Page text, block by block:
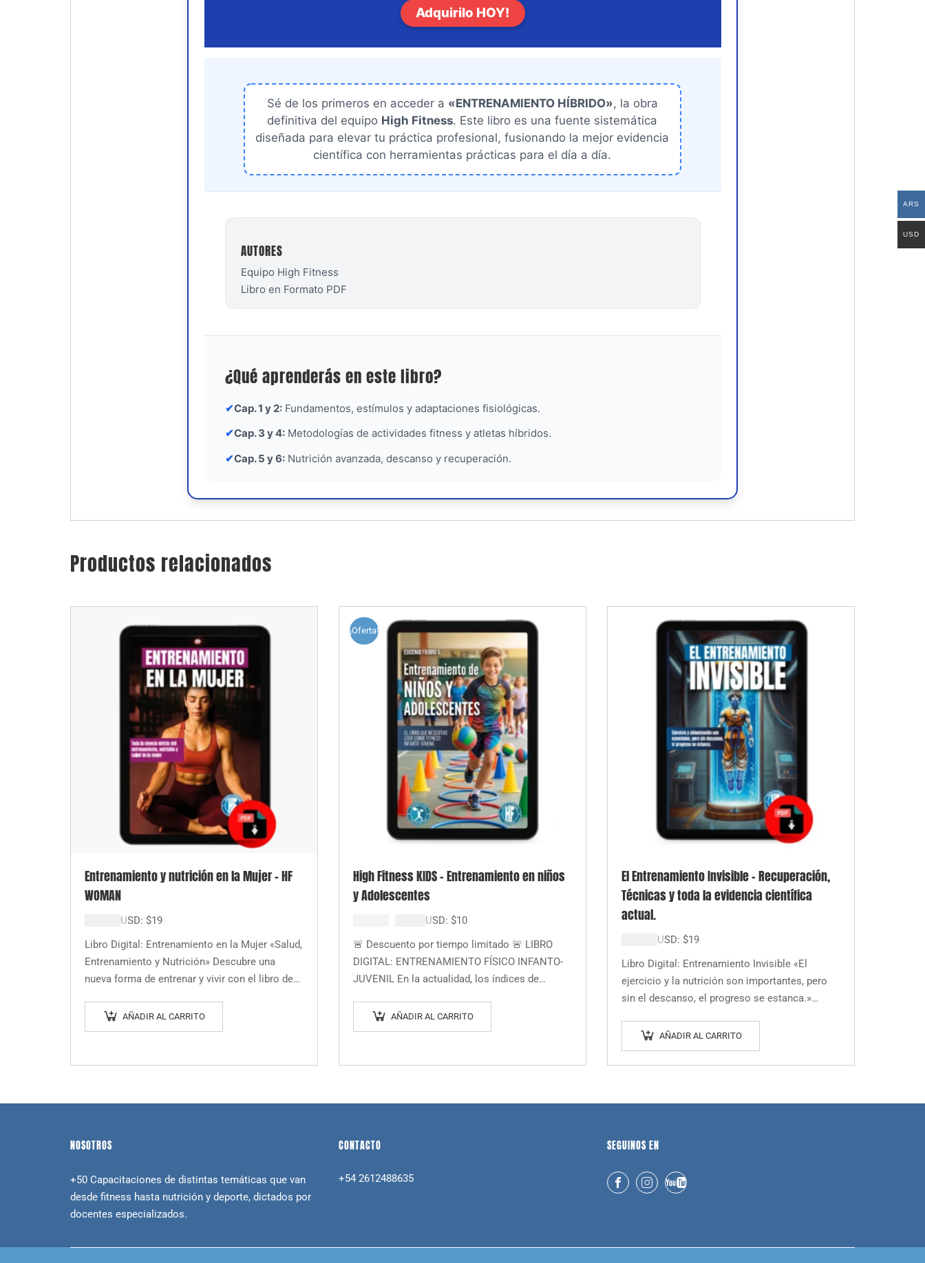
Adquirilo HOY!
Sé de los primeros en acceder a «ENTRENAMIENTO HÍBRIDO», la obra
definitiva del equipo High Fitness. Este libro es una fuente sistemática
diseñada para elevar tu práctica profesional, fusionando la mejor evidencia
científica con herramientas prácticas para el día a día.
AUTORES
Equipo High Fitness
Libro en Formato PDF
¿Qué aprenderás en este libro?
✔Cap. 1 y 2:Fundamentos, estímulos y adaptaciones fisiológicas.
✔Cap. 3 y 4:Metodologías de actividades fitness y atletas híbridos.
✔Cap. 5 y 6:Nutrición avanzada, descanso y recuperación.
Productos relacionados
Entrenamiento y nutrición en la Mujer – HF
WOMAN
USD: $19
Libro Digital: Entrenamiento en la Mujer «Salud,
Entrenamiento y Nutrición» Descubre una
nueva forma de entrenar y vivir con el libro de
cuerpo… AÑADIR AL CARRITO
¡Oferta!
High Fitness KIDS – Entrenamiento en niños
y Adolescentes
original
El
USD: $10
🚨 Descuento por tiempo limitado 🚨 LIBRO
DIGITAL: ENTRENAMIENTO FÍSICO INFANTO-
JUVENIL En la actualidad, los índices de
son alarmantemente altos. Conscientes de
que…
AÑADIR AL CARRITO
El Entrenamiento Invisible – Recuperación,
Técnicas y toda la evidencia científica
actual.
USD: $19
Libro Digital: Entrenamiento Invisible «El
ejercicio y la nutrición son importantes, pero
sin el descanso, el progreso se estanca.»
transforma tu…AÑADIR AL CARRITO
NOSOTROS
+50 Capacitaciones de distintas temáticas que van
desde fitness hasta nutrición y deporte, dictados por
docentes especializados.
CONTACTO
+54 2612488635
SEGUINOS EN
ARS
USD